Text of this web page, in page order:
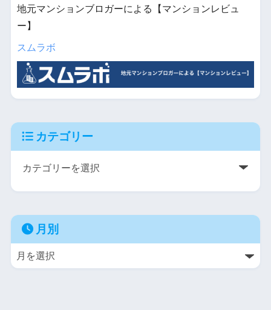
地元マンションブロガーによる【マンションレビュ
ー】
スムラボ
カテゴリー
月別